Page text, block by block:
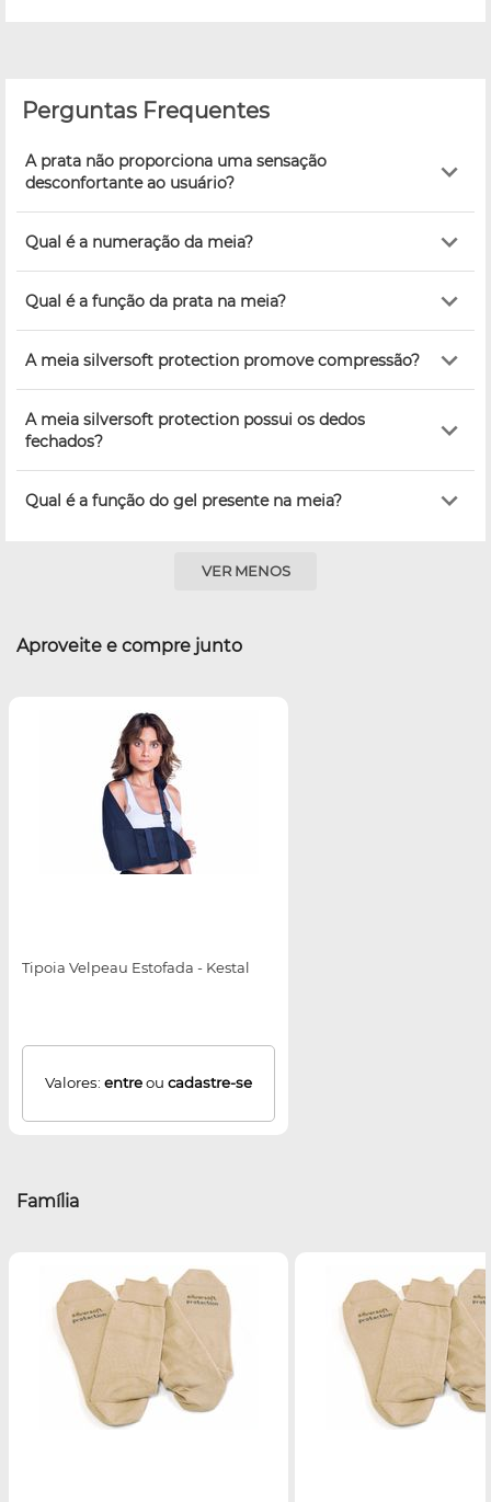
Perguntas Frequentes
A prata não proporciona uma sensação
desconfortante ao usuário?
Qual é a numeração da meia?
Qual é a função da prata na meia?
A meia silversoft protection promove compressão?
A meia silversoft protection possui os dedos
fechados?
Qual é a função do gel presente na meia?
VER MENOS
Aproveite e compre junto
Tipoia Velpeau Estofada - Kestal
Valores: entreou cadastre-se
Família